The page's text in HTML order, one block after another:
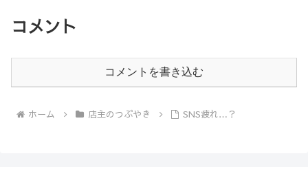
コメント
コメントを書き込む
ホーム 店主のつぶやき SNS疲れ…？